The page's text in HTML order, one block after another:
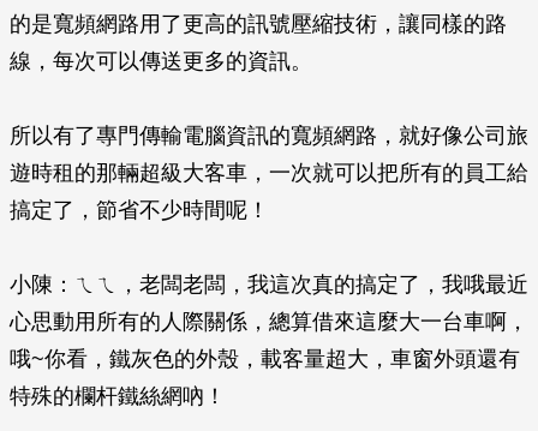
的是寬頻網路用了更高的訊號壓縮技術，讓同樣的路
線，每次可以傳送更多的資訊。
所以有了專門傳輸電腦資訊的寬頻網路，就好像公司旅
遊時租的那輛超級大客車，一次就可以把所有的員工給
搞定了，節省不少時間呢！
小陳：ㄟㄟ，老闆老闆，我這次真的搞定了，我哦最近
心思動用所有的人際關係，總算借來這麼大一台車啊，
哦~你看，鐵灰色的外殼，載客量超大，車窗外頭還有
特殊的欄杆鐵絲網吶！